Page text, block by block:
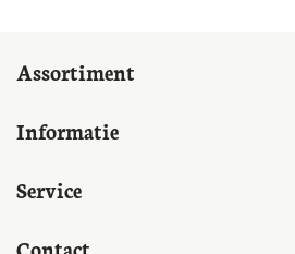
Assortiment
Informatie
Service